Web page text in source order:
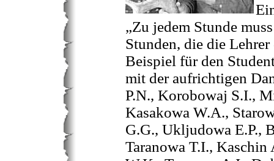
„Zu jedem Stunde
Stunden, die die
Beispiel für den
mit der aufrichtigen
P.N., Korobowaj S.I.,
Kasakowa W.A.,
G.G., Ukljudowa E.P.,
Taranowa T.I.,